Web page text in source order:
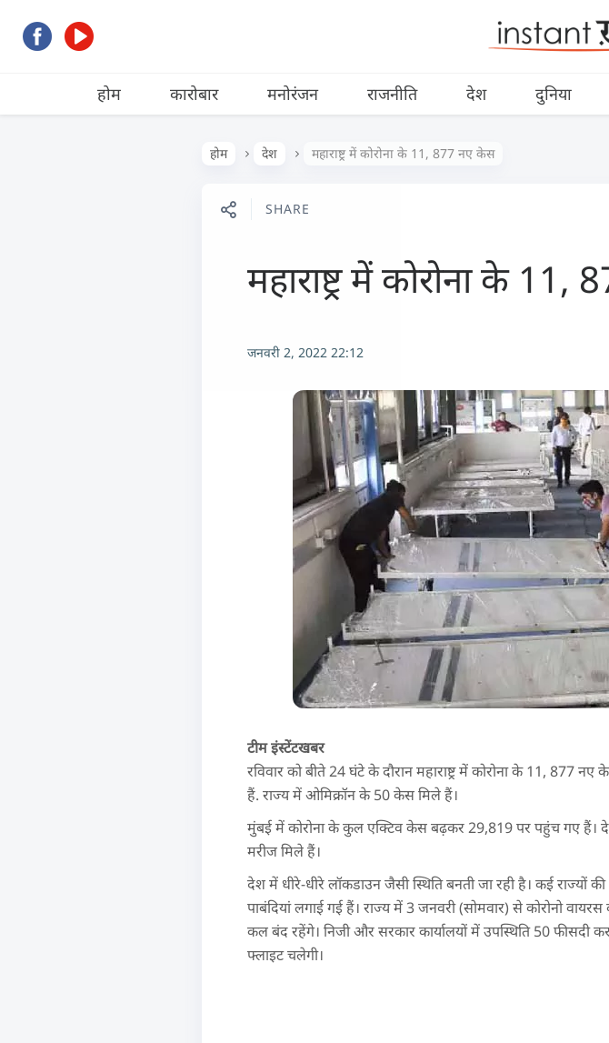
होम कारोबार मनोरंजन राजनीति देश दुनिया
होम देश महाराष्ट्र में कोरोना के 11, 877 नए केस
SHARE
महाराष्ट्र में कोरोना के
जनवरी 2, 2022 22:12
टीम इंस्टेंटखबर
रविवार को बीते 24 घंटे के दौरान महाराष्ट्र में कोरोना के 11,
हैं. राज्य में ओमिक्रॉन के 50 केस मिले हैं।
मुंबई में कोरोना के कुल एक्टिव केस बढ़कर 29,819 पर पहुंच गए हैं।
मरीज मिले हैं।
देश में धीरे-धीरे लॉकडाउन जैसी स्थिति बनती जा रही है। कई
पाबंदियां लगाई गई हैं। राज्य में 3 जनवरी (सोमवार) से कोरोनो
कल बंद रहेंगे। निजी और सरकार कार्यालयों में उपस्थिति 50 फीसदी
फ्लाइट चलेगी।